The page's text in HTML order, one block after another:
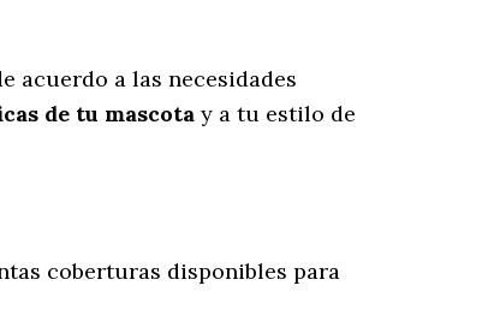
acuerdo a las necesidades
de tu mascota y a tu estilo de
coberturas disponibles para